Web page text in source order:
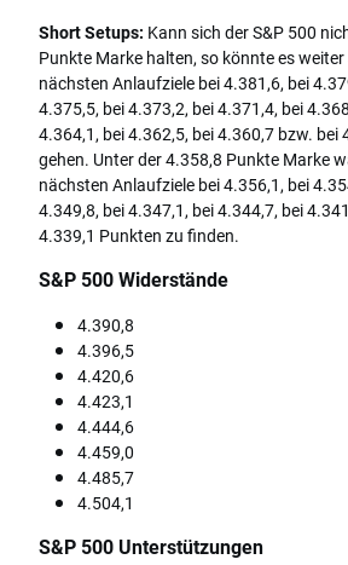
Short Setups: Kann sich der S&P 500
Punkte Marke halten, so könnte es
nächsten Anlaufziele bei 4.381,6, bei
4.375,5, bei 4.373,2, bei 4.371,4, bei
4.364,1, bei 4.362,5, bei 4.360,7 bzw. bei
gehen. Unter der 4.358,8 Punkte Marke
nächsten Anlaufziele bei 4.356,1, bei
4.349,8, bei 4.347,1, bei 4.344,7, bei
4.339,1 Punkten zu finden.
S&P 500 Widerstände
4.390,8
4.396,5
4.420,6
4.423,1
4.444,6
4.459,0
4.485,7
4.504,1
S&P 500 Unterstützungen